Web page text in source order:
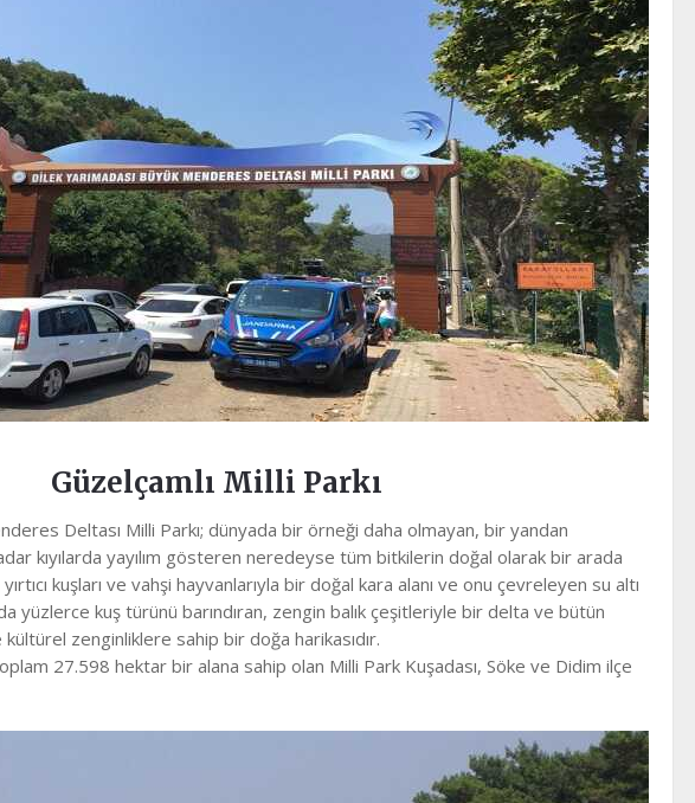
Güzelçamlı Milli Parkı
Deltası Milli Parkı; dünyada bir örneği daha olmayan, bir yandan
kıyılarda yayılım gösteren neredeyse tüm bitkilerin doğal olarak bir arada
kuşları ve vahşi hayvanlarıyla bir doğal kara alanı ve onu çevreleyen su altı
yüzlerce kuş türünü barındıran, zengin balık çeşitleriyle bir delta ve bütün
zenginliklere sahip bir doğa harikasıdır.
27.598 hektar bir alana sahip olan Milli Park Kuşadası, Söke ve Didim ilçe